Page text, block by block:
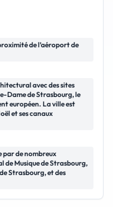
de l’aéroport de
avec des sites
Dame de Strasbourg, le
européen. La ville est
et ses canaux
par de nombreux
de Musique de Strasbourg,
Strasbourg, et des